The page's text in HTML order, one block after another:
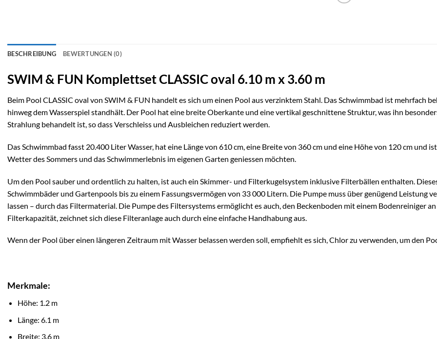
BESCHREIBUNG BEWERTUNGEN (0)
SWIM & FUN Komplettset CLASSIC oval 6.10 m x 3.60 m
Beim Pool CLASSIC oval von SWIM & FUN handelt es sich um einen Pool aus verzinktem Stahl. Das Schwimmbad ist mehrfach
hinweg dem Wasserspiel standhält. Der Pool hat eine breite Oberkante und eine vertikal geschnittene Struktur, was ihn
Strahlung behandelt ist, so dass Verschleiss und Ausbleichen reduziert werden.
Das Schwimmbad fasst 20.400 Liter Wasser, hat eine Länge von 610 cm, eine Breite von 360 cm und eine Höhe von 120 cm und
Wetter des Sommers und das Schwimmerlebnis im eigenen Garten geniessen möchten.
Um den Pool sauber und ordentlich zu halten, ist auch ein Skimmer- und Filterkugelsystem inklusive Filterbällen enthalten.
Schwimmbäder und Gartenpools bis zu einem Fassungsvermögen von 33 000 Litern. Die Pumpe muss über genügend Leistung
lassen – durch das Filtermaterial. Die Pumpe des Filtersystems ermöglicht es auch, den Beckenboden mit einem Bodenreiniger
Filterkapazität, zeichnet sich diese Filteranlage auch durch eine einfache Handhabung aus.
Wenn der Pool über einen längeren Zeitraum mit Wasser belassen werden soll, empfiehlt es sich, Chlor zu verwenden, um den
Merkmale:
Höhe: 1.2 m
Länge: 6.1 m
Breite: 3.6 m